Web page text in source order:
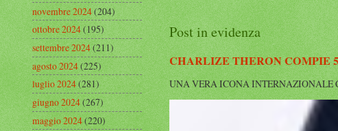
Post in evidenza
CHARLIZE THERON COMPIE
UNA VERA ICONA INTERNAZIONALE
novembre 2024(204)
ottobre 2024(195)
settembre 2024(211)
agosto 2024(225)
luglio 2024(281)
giugno 2024(267)
maggio 2024(220)